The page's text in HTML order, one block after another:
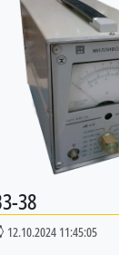
38
12.10.2024 11:45:05